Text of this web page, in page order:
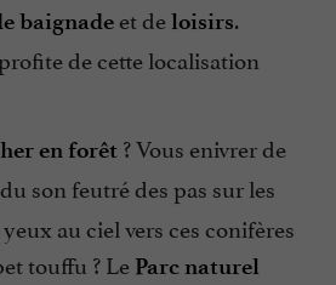
baignade et deloisirs.
de cette localisation
en forêt ? Vous enivrer de
son feutré des pas sur les
au ciel vers ces conifères
touffu ? Le Parc naturel